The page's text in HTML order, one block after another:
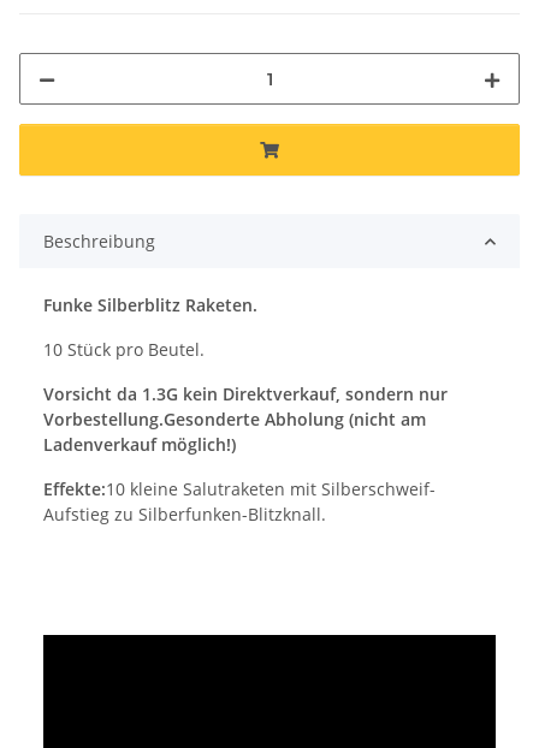
Beschreibung
Funke Silberblitz Raketen.
10 Stück pro Beutel.
Vorsicht da 1.3G kein Direktverkauf, sondern nur
Vorbestellung.Gesonderte Abholung (nicht am
Ladenverkauf möglich!)
Effekte:10 kleine Salutraketen mit Silberschweif-
Aufstieg zu Silberfunken-Blitzknall.